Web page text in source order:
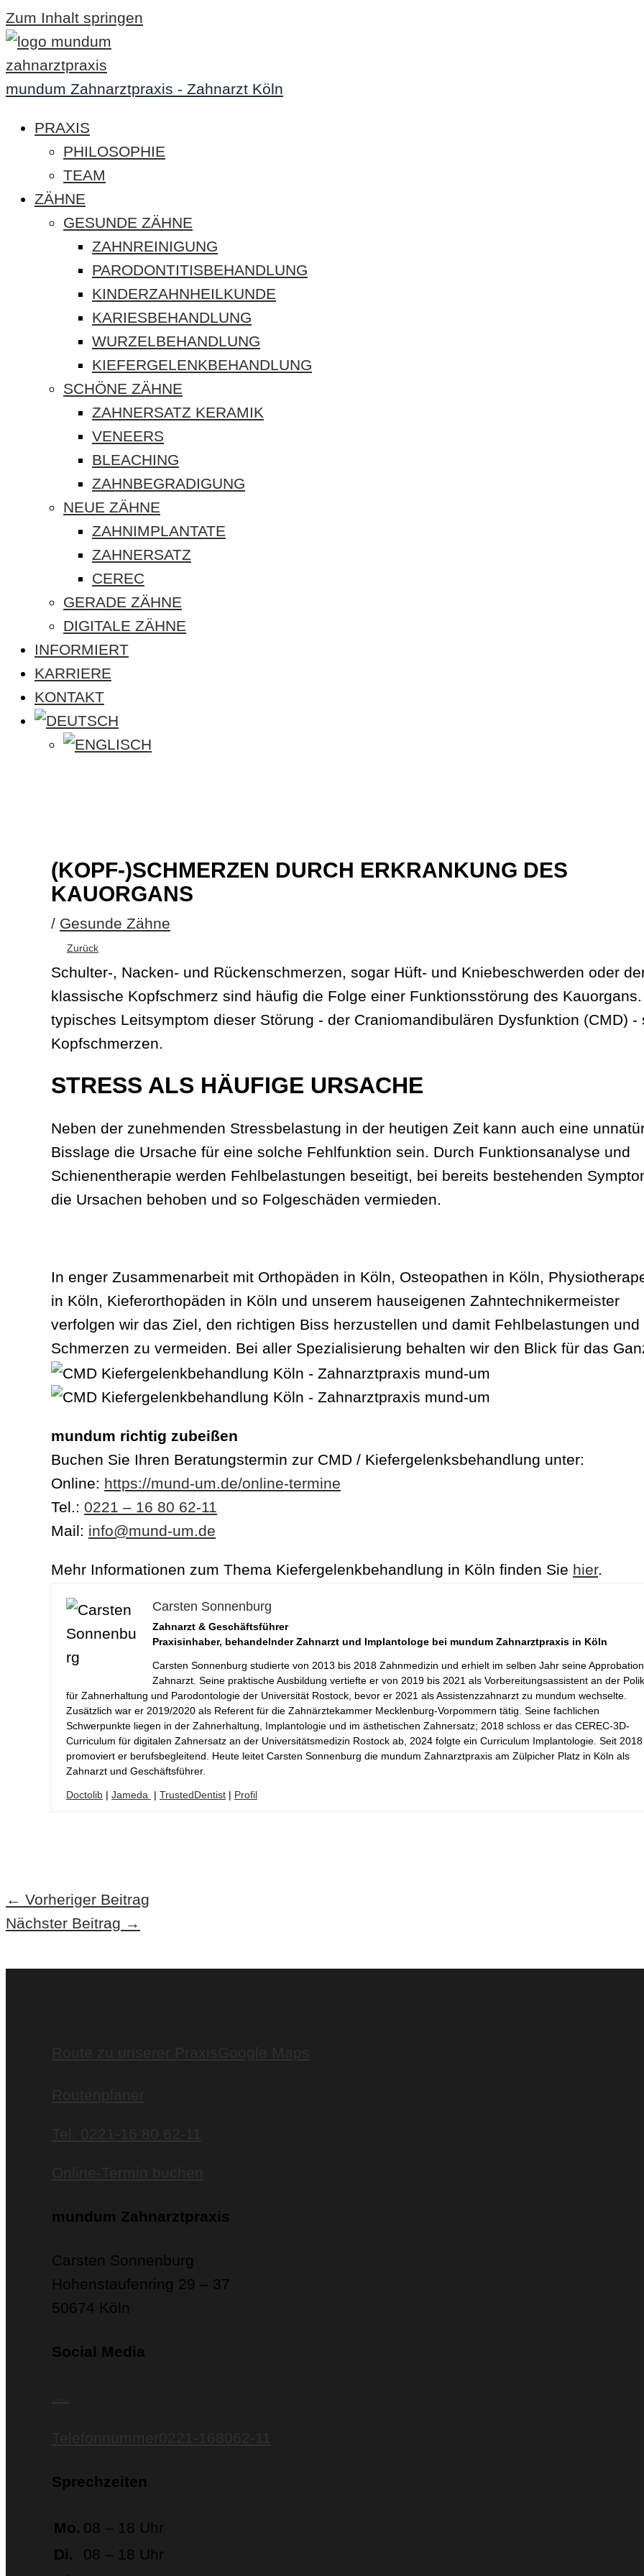
Zum Inhalt springen
mundum Zahnarztpraxis - Zahnarzt Köln
PRAXIS
PHILOSOPHIE
TEAM
ZÄHNE
GESUNDE ZÄHNE
ZAHNREINIGUNG
PARODONTITISBEHANDLUNG
KINDERZAHNHEILKUNDE
KARIESBEHANDLUNG
WURZELBEHANDLUNG
KIEFERGELENKBEHANDLUNG
SCHÖNE ZÄHNE
ZAHNERSATZ KERAMIK
VENEERS
BLEACHING
ZAHNBEGRADIGUNG
NEUE ZÄHNE
ZAHNIMPLANTATE
ZAHNERSATZ
CEREC
GERADE ZÄHNE
DIGITALE ZÄHNE
INFORMIERT
KARRIERE
KONTAKT
(KOPF-)SCHMERZEN DURCH ERKRANKUNG DES
KAUORGANS
/ Gesunde Zähne
Zurück
Schulter-, Nacken- und Rückenschmerzen, sogar Hüft- und Kniebeschwerden oder
klassische Kopfschmerz sind häufig die Folge einer Funktionsstörung des
typisches Leitsymptom dieser Störung - der Craniomandibulären Dysfunktion (CMD) -
Kopfschmerzen.
STRESS ALS HÄUFIGE URSACHE
Neben der zunehmenden Stressbelastung in der heutigen Zeit kann auch eine
Bisslage die Ursache für eine solche Fehlfunktion sein. Durch Funktionsanalyse und
Schienentherapie werden Fehlbelastungen beseitigt, bei bereits bestehenden
die Ursachen behoben und so Folgeschäden vermieden.
In enger Zusammenarbeit mit Orthopäden in Köln, Osteopathen in Köln,
in Köln, Kieferorthopäden in Köln und unserem hauseigenen Zahntechnikermeister
verfolgen wir das Ziel, den richtigen Biss herzustellen und damit Fehlbelastungen und
Schmerzen zu vermeiden. Bei aller Spezialisierung behalten wir den Blick für das
mundum richtig zubeißen
Buchen Sie Ihren Beratungstermin zur CMD / Kiefergelenksbehandlung unter:
Online: https://mund-um.de/online-termine
Tel.: 0221 – 16 80 62-11
Mail: info@mund-um.de
Mehr Informationen zum Thema Kiefergelenkbehandlung in Köln finden Sie hier.
Carsten Sonnenburg
Zahnarzt & Geschäftsführer
Praxisinhaber, behandelnder Zahnarzt und Implantologe bei mundum Zahnarztpraxis in Köln
Carsten Sonnenburg studierte von 2013 bis 2018 Zahnmedizin und erhielt im selben Jahr seine
Zahnarzt. Seine praktische Ausbildung vertiefte er von 2019 bis 2021 als Vorbereitungsassistent an der
für Zahnerhaltung und Parodontologie der Universität Rostock, bevor er 2021 als Assistenzzahnarzt zu mundum wechselte.
Zusätzlich war er 2019/2020 als Referent für die Zahnärztekammer Mecklenburg-Vorpommern tätig. Seine fachlichen
Schwerpunkte liegen in der Zahnerhaltung, Implantologie und im ästhetischen Zahnersatz; 2018 schloss er das CEREC-3D-
Curriculum für digitalen Zahnersatz an der Universitätsmedizin Rostock ab, 2024 folgte ein Curriculum Implantologie. Seit 2018
promoviert er berufsbegleitend. Heute leitet Carsten Sonnenburg die mundum Zahnarztpraxis am Zülpicher Platz in Köln als
Zahnarzt und Geschäftsführer.
Doctolib | Jameda | TrustedDentist | Profil
← Vorheriger Beitrag
Nächster Beitrag →
mundum Zahnarztpraxis
Carsten Sonnenburg
Hohenstaufenring 29 – 37
50674 Köln
Social Media
Sprechzeiten
Mo. 08 – 18 Uhr
Di.
08 – 18 Uhr